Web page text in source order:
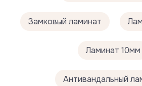
Замковый ламинат
Ламинат 10мм
Антивандальный